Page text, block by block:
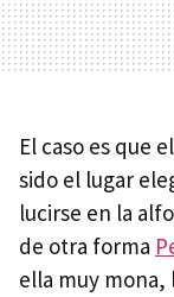
El caso es que el
sido el lugar
lucirse en la
de otra forma
ella muy mona,